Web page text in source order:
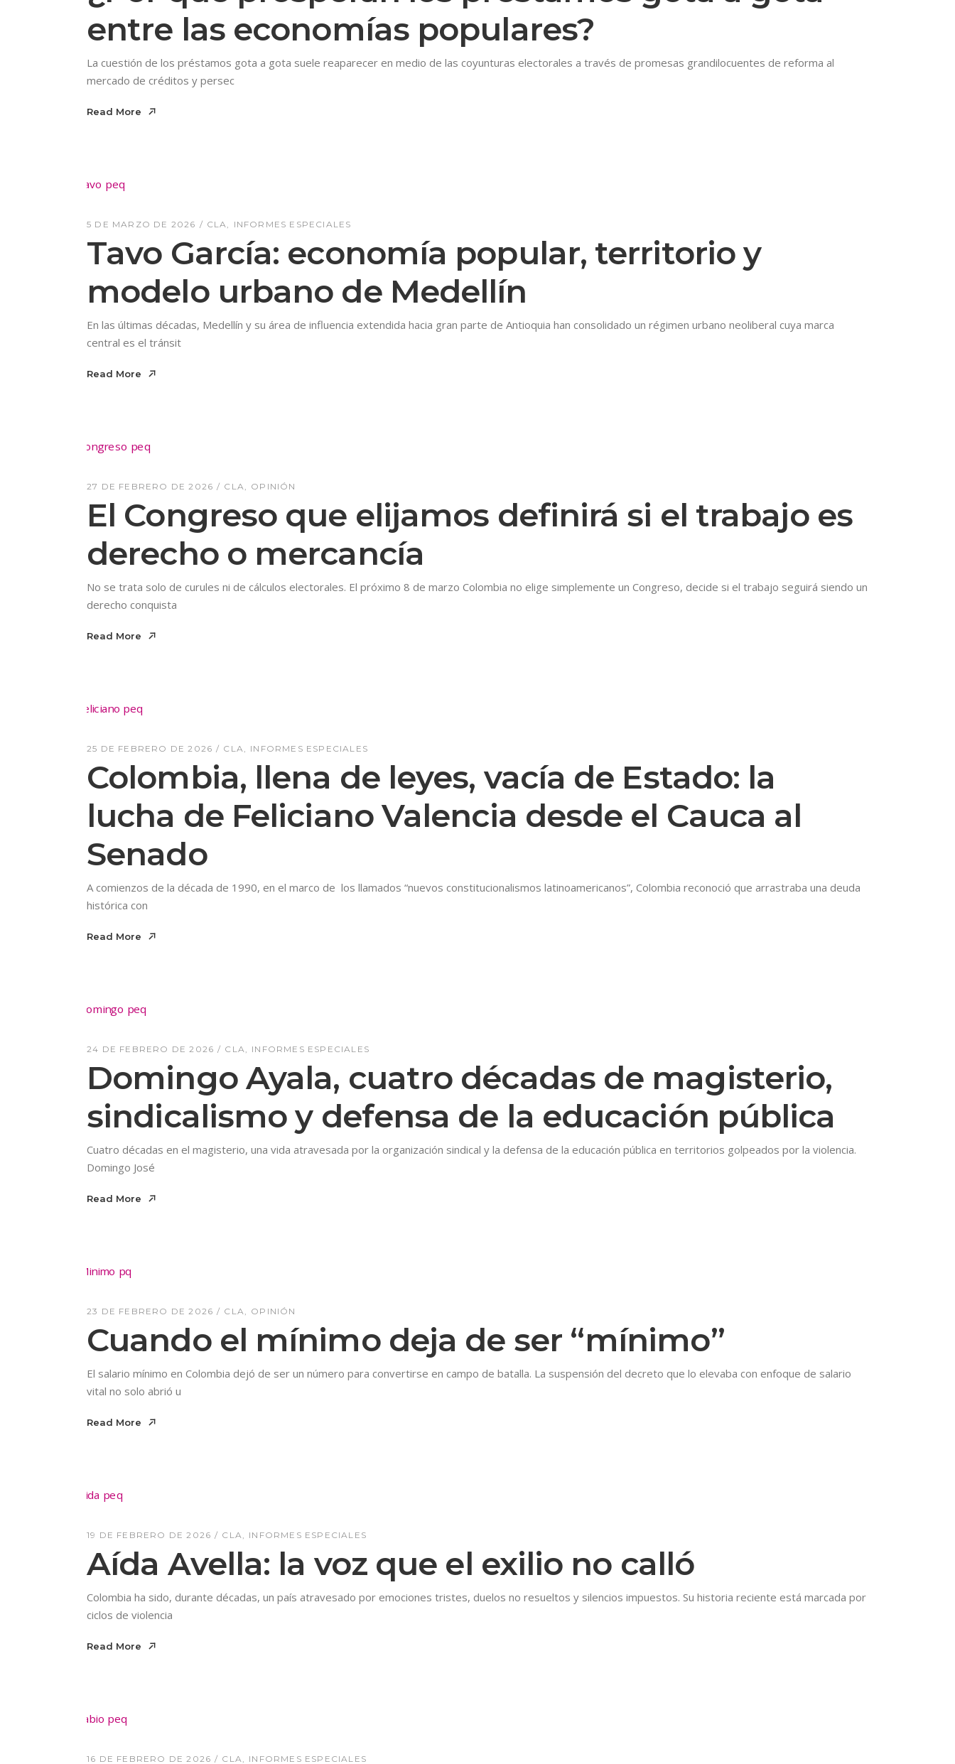
entre las economías populares?
La cuestión de los préstamos gota a gota suele reaparecer en medio de las coyunturas electorales a través de promesas grandilocuentes de reforma al
mercado de créditos y persec
Read More
5 DE MARZO DE 2026 CLA INFORMES ESPECIALES
Tavo García: economía popular, territorio y
modelo urbano de Medellín
En las últimas décadas, Medellín y su área de influencia extendida hacia gran parte de Antioquia han consolidado un régimen urbano neoliberal cuya marca
central es el tránsit
Read More
27 DE FEBRERO DE 2026 CLA OPINIÓN
El Congreso que elijamos definirá si el trabajo es
derecho o mercancía
No se trata solo de curules ni de cálculos electorales. El próximo 8 de marzo Colombia no elige simplemente un Congreso, decide si el trabajo seguirá siendo un
derecho conquista
Read More
25 DE FEBRERO DE 2026 CLA INFORMES ESPECIALES
Colombia, llena de leyes, vacía de Estado: la
lucha de Feliciano Valencia desde el Cauca al
Senado
A comienzos de la década de 1990, en el marco de los llamados “nuevos constitucionalismos latinoamericanos”, Colombia reconoció que arrastraba una deuda
histórica con
Read More
24 DE FEBRERO DE 2026 CLA INFORMES ESPECIALES
Domingo Ayala, cuatro décadas de magisterio,
sindicalismo y defensa de la educación pública
Cuatro décadas en el magisterio, una vida atravesada por la organización sindical y la defensa de la educación pública en territorios golpeados por la violencia.
Domingo José
Read More
23 DE FEBRERO DE 2026 CLA OPINIÓN
Cuando el mínimo deja de ser “mínimo”
El salario mínimo en Colombia dejó de ser un número para convertirse en campo de batalla. La suspensión del decreto que lo elevaba con enfoque de salario
vital no solo abrió u
Read More
19 DE FEBRERO DE 2026 CLA INFORMES ESPECIALES
Aída Avella: la voz que el exilio no calló
Colombia ha sido, durante décadas, un país atravesado por emociones tristes, duelos no resueltos y silencios impuestos. Su historia reciente está marcada por
ciclos de violencia
Read More
16 DE FEBRERO DE 2026 CLA INFORMES ESPECIALES